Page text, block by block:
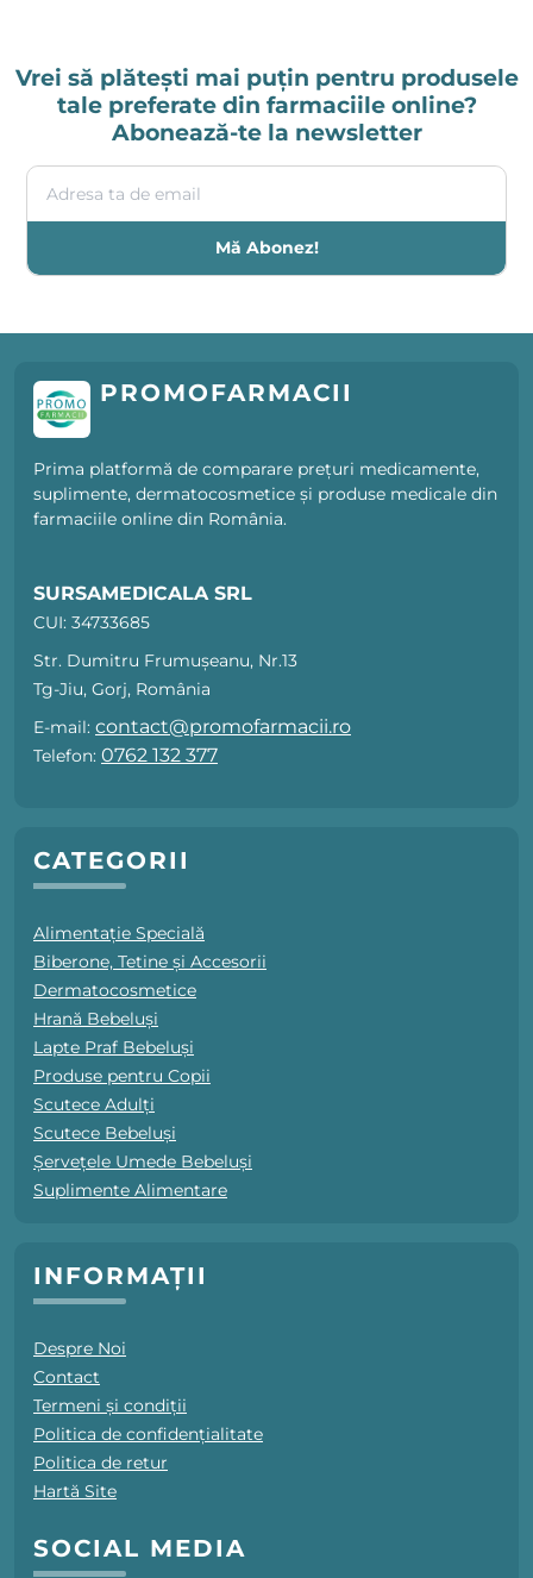
Vrei să plătești mai puțin pentru produsele
tale preferate din farmaciile online?
Abonează-te la newsletter
Adresa ta de email
Mă Abonez!
PROMOFARMACII
Prima platformă de comparare prețuri medicamente,
suplimente, dermatocosmetice și produse medicale din
farmaciile online din România.
SURSAMEDICALA SRL
CUI: 34733685
Str. Dumitru Frumușeanu, Nr.13
Tg-Jiu, Gorj, România
E-mail: contact@promofarmacii.ro
Telefon: 0762 132 377
CATEGORII
Alimentație Specială
Biberone, Tetine și Accesorii
Dermatocosmetice
Hrană Bebeluși
Lapte Praf Bebeluși
Produse pentru Copii
Scutece Adulți
Scutece Bebeluși
Șervețele Umede Bebeluși
Suplimente Alimentare
INFORMAȚII
Despre Noi
Contact
Termeni și condiții
Politica de confidențialitate
Politica de retur
Hartă Site
SOCIAL MEDIA